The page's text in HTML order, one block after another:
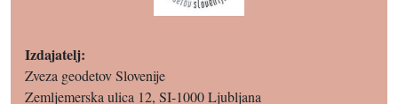
Izdajatelj:
Zveza geodetov Slovenije
Zemljemerska ulica 12, SI-1000 Ljubljana